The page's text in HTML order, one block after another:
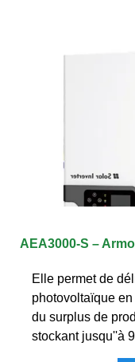
AEA3000-S –
Elle permet de
photovoltaïque
du surplus de
stockant jusqu''à